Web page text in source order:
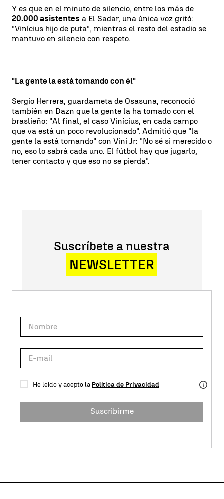
Y es que en el minuto de silencio, entre los más de
20.000 asistentes a El Sadar, una única voz gritó:
"Vinícius hijo de puta", mientras el resto del estadio se
mantuvo en silencio con respeto.
"La gente la está tomando con él"
Sergio Herrera, guardameta de Osasuna, reconoció
también en Dazn que la gente la ha tomado con el
braslieño: "Al final, el caso Vinícius, en cada campo
que va está un poco revolucionado". Admitió que "la
gente la está tomando" con Vini Jr: "No sé si merecido o
no, eso lo sabrá cada uno. El fútbol hay que jugarlo,
tener contacto y que eso no se pierda".
Suscríbete a nuestra
NEWSLETTER
He leído y acepto la Política de Privacidad
Suscribirme